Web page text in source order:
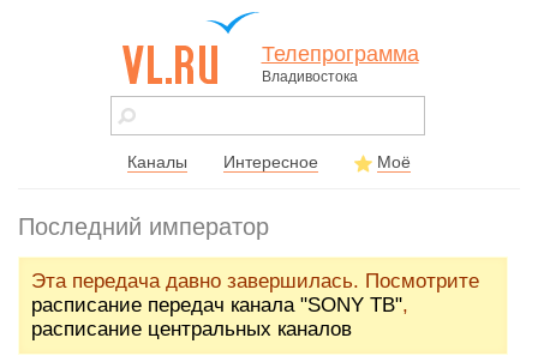
vl.ru - сайт
города
Телепрограмма
Владивостока
Каналы Интересное Моё
Последний император
Эта передача давно завершилась. Посмотрите
расписание передач канала "SONY ТВ",
расписание центральных каналов